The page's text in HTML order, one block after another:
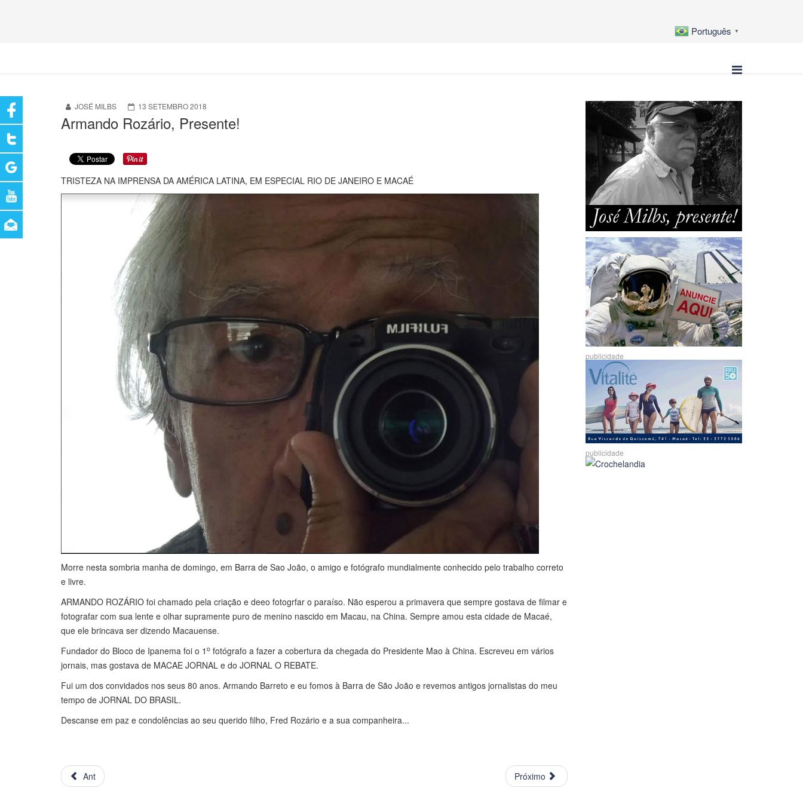
Português ▼
JOSÉ MILBS 13 SETEMBRO 2018
Armando Rozário, Presente!
TRISTEZA NA IMPRENSA DA AMÉRICA LATINA, EM ESPECIAL RIO DE JANEIRO E MACAÉ
Morre nesta sombria manha de domingo, em Barra de Sao João, o amigo e fotógrafo mundialmente conhecido pelo trabalho correto
e livre.
ARMANDO ROZÁRIO foi chamado pela criação e deeo fotogrfar o paraíso. Não esperou a primavera que sempre gostava de filmar e
fotografar com sua lente e olhar supramente puro de menino nascido em Macau, na China. Sempre amou esta cidade de Macaé,
que ele brincava ser dizendo Macauense.
Fundador do Bloco de Ipanema foi o 1 o fotógrafo a fazer a cobertura da chegada do Presidente Mao à China. Escreveu em vários
jornais, mas gostava de MACAE JORNAL e do JORNAL O REBATE.
Fui um dos convidados nos seus 80 anos. Armando Barreto e eu fomos à Barra de São João e revemos antigos jornalistas do meu
tempo de JORNAL DO BRASIL.
Descanse em paz e condolências ao seu querido filho, Fred Rozário e a sua companheira...
Ant Próximo
publicidade
publicidade